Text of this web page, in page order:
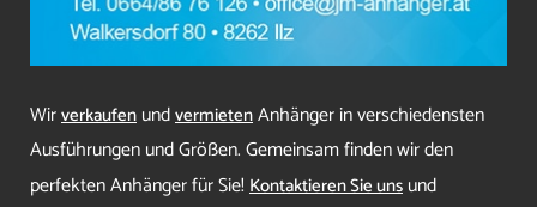
Wirverkaufen undvermietenAnhänger in verschiedensten
Ausführungen und Größen. Gemeinsam finden wir den
perfekten Anhänger für Sie! Kontaktieren Sie uns und